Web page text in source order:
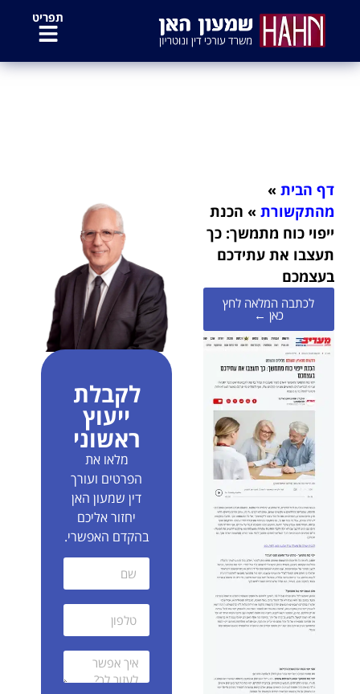
תפריט
דף הבית »
מהתקשורת » הכנת
ייפוי כוח מתמשך: כך
תעצבו את עתידכם
בעצמכם
לכתבה המלאה לחץ
כאן ←
לקבלת
ייעוץ
ראשוני
מלאו את
הפרטים ועורך
דין שמעון האן
יחזור אליכם
בהקדם האפשרי.